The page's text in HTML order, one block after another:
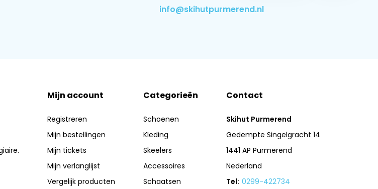
info@skihutpurmerend.nl
Mijn account
Registreren
Mijn bestellingen
Mijn tickets
Mijn verlanglijst
Vergelijk producten
Categorieën
Schoenen
Kleding
Skeelers
Accessoires
Schaatsen
Contact
Skihut Purmerend
Gedempte Singelgracht 14
1441 AP Purmerend
Nederland
Tel: 0299-422734